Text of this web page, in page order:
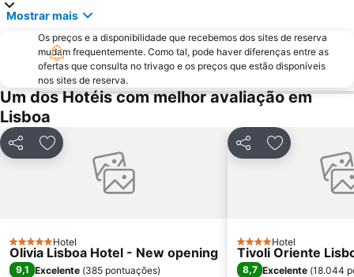
Parque Natural da Arrabida
Lagoa de Albufeira
do Ouro Sesimbra
Tróia Beach
Alcântara
Oceanário de Lisboa
Chiado
Fundaçao Champalimaud
Alvalade
Praça do Rossio
Gare do Oriente
Centro Comercial Vasco da Gama
Centro Colombo
Wonderland Lisboa
Praia da Ribeira do Cavalo
Galapinhos Beach
Praça do Comércio
Telheiras
Mostrar mais
Os preços e a disponibilidade que recebemos dos sites de reserva
mudam frequentemente. Como tal, pode haver diferenças entre as
ofertas que consulta no trivago e os preços que estão disponíveis
nos sites de reserva.
Um dos Hotéis com melhor avaliação em
Lisboa
PartilharAdicionar aos favoritos
5 EstrelasHotel
Olivia Lisboa Hotel - New opening
9,1 Excelente (385 pontuações)
PartilharAdicionar
4 Estrelas
Hotel
Tivoli Oriente
8,7 Excelente (18.044